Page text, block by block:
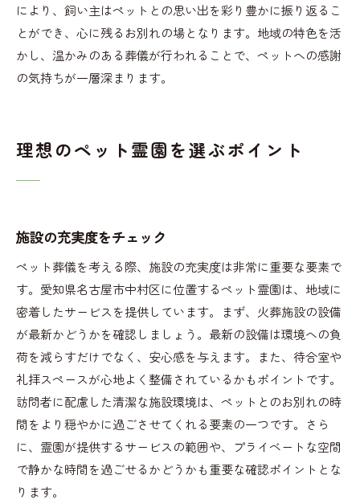
により、飼い主はペットとの思い出を彩り豊かに振り返るこ
とができ、心に残るお別れの場となります。地域の特色を活
かし、温かみのある葬儀が行われることで、ペットへの感謝
の気持ちが一層深まります。
理想のペット霊園を選ぶポイント
施設の充実度をチェック
ペット葬儀を考える際、施設の充実度は非常に重要な要素で
す。愛知県名古屋市中村区に位置するペット霊園は、地域に
密着したサービスを提供しています。まず、火葬施設の設備
が最新かどうかを確認しましょう。最新の設備は環境への負
荷を減らすだけでなく、安心感を与えます。また、待合室や
礼拝スペースが心地よく整備されているかもポイントです。
訪問者に配慮した清潔な施設環境は、ペットとのお別れの時
間をより穏やかに過ごさせてくれる要素の一つです。さら
に、霊園が提供するサービスの範囲や、プライベートな空間
で静かな時間を過ごせるかどうかも重要な確認ポイントとな
ります。